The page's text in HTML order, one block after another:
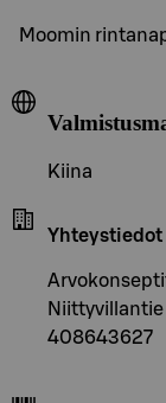
Moomin
Kiina
Yhteystiedot
Niittyvillantie
408643627